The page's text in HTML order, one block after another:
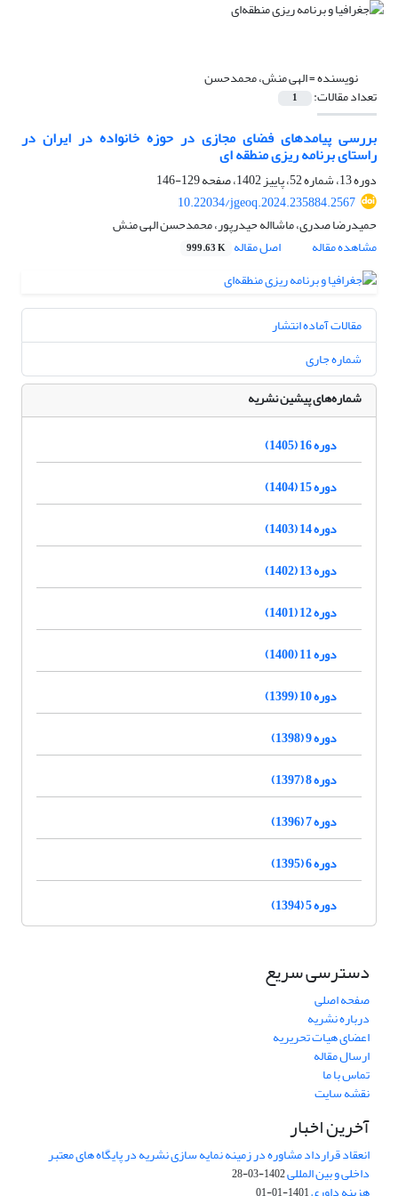
نویسنده =الهی منش، محمدحسن
تعداد مقالات: 1
بررسی پیامدهای فضای مجازی در حوزه خانواده در ایران در
راستای برنامه ریزی منطقه ای
دوره 13، شماره 52، پاییز 1402، صفحه
129-146
10.22034/jgeoq.2024.235884.2567
حمیدرضا صدری، ماشااله حیدرپور، محمدحسن الهی منش
مشاهده مقاله
اصل مقاله 999.63 K
مقالات آماده انتشار
شماره جاری
شماره‌های پیشین نشریه
دوره 16 (1405)
دوره 15 (1404)
دوره 14 (1403)
دوره 13 (1402)
دوره 12 (1401)
دوره 11 (1400)
دوره 10 (1399)
دوره 9 (1398)
دوره 8 (1397)
دوره 7 (1396)
دوره 6 (1395)
دوره 5 (1394)
دسترسی سریع
صفحه اصلی
درباره نشریه
اعضای هیات تحریریه
ارسال مقاله
تماس با ما
نقشه سایت
آخرین اخبار
انعقاد قرارداد مشاوره در زمینه نمایه سازی نشریه در پایگاه های معتبر
داخلی و بین المللی1402-03-28